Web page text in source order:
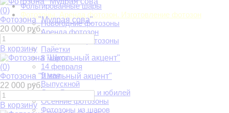
Фольгированные шары
Фотозоны. Аренда фотозон. Изготовление фотозон
Новогодние фотозоны
Аренда фотозон
Свадебные фотозоны
Пайетки
8 марта
14 февраля
9 мая
Выпускной
День Рождения и юбилей
Осенние фотозоны
Фотозоны из шаров
(0)
Фотозона "Мудрая сова"
20 000 руб.
В корзину
(0)
Фотозона "Школьный акцент"
22 000 руб.
В корзину